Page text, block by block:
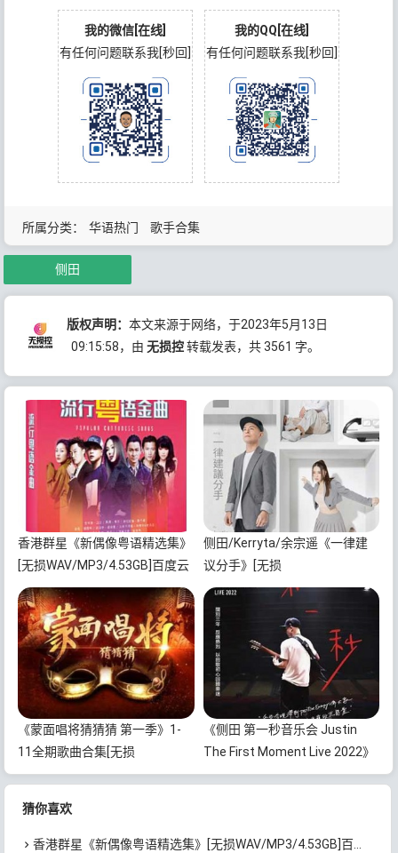
所属分类： 华语热门 歌手合集
我的微信[在线]
有任何问题联系我[秒回]
我的QQ[在线]
有任何问题联系我[秒回]
侧田
版权声明：本文来源于网络，于2023年5月13日
09:15:58，由无损控转载发表，共 3561 字。
香港群星《新偶像粤语精选集》
[无损WAV/MP3/4.53GB]百度云
网盘下载
侧田/Kerryta/余宗遥《一律建
议分手》[无损
FLAC/MP3/97MB]百度云网盘下
载
《蒙面唱将猜猜猜 第一季》1-
11全期歌曲合集[无损
FLAC/MP3/3.95GB]百度云网盘
《侧田 第一秒音乐会 Justin
The First Moment Live 2022》
[BD原盘/ISO/45.4GB]百度云网
猜你喜欢
香港群星《新偶像粤语精选集》[无损WAV/MP3/4.53GB]百度云网盘下载